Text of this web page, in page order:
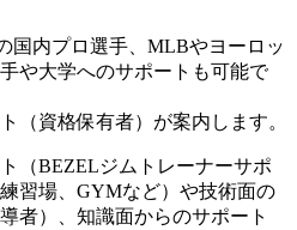
国内プロ選手、MLBやヨーロッ
や大学へのサポートも可能で
（資格保有者）が案内します。
（BEZELジムトレーナーサポ
習場、GYMなど）や技術面の
者）、知識面からのサポート